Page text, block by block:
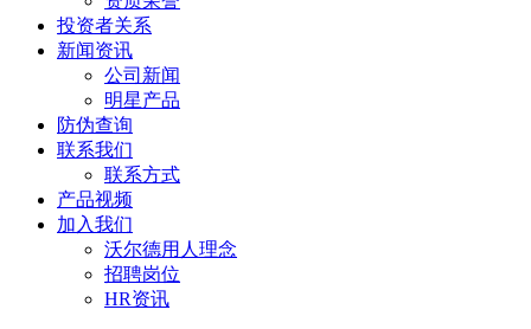
投资者关系
新闻资讯
公司新闻
明星产品
防伪查询
联系我们
联系方式
产品视频
加入我们
沃尔德用人理念
招聘岗位
HR资讯